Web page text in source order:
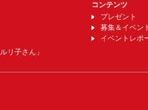
リ子さん」
コンテンツ
プレゼント
募集＆イベン
イベントレポ